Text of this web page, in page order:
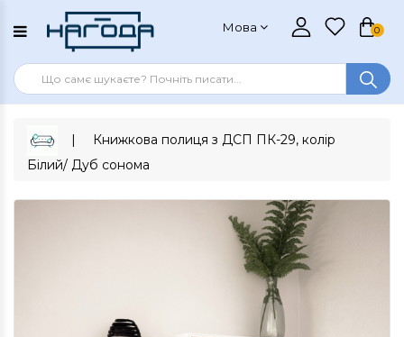
Мова 0
Книжкова полиця з ДСП ПК-29, колір
Білий/ Дуб сонома